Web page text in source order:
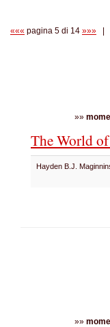
««« pagina 5 di 14 »»»
»»
The World
Hayden B.J.
»»